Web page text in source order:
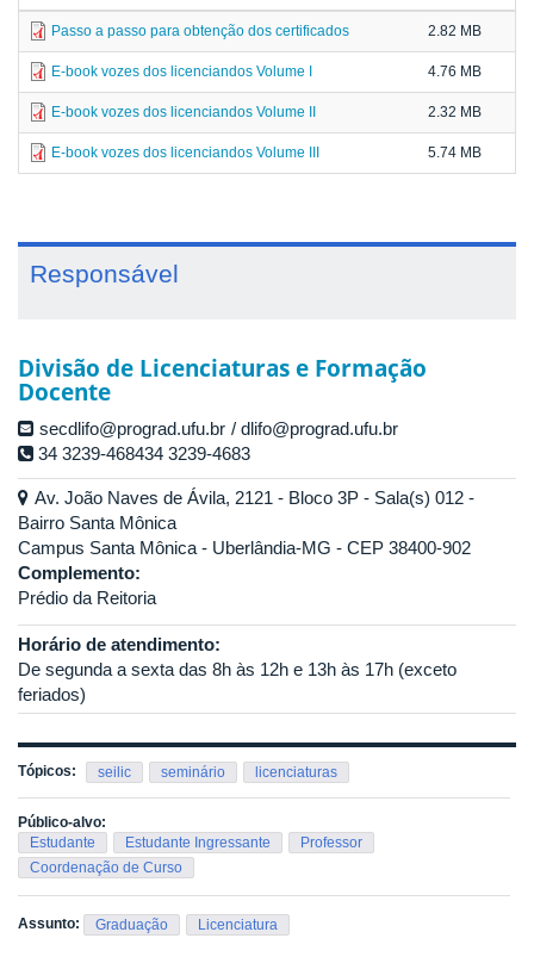
Passo a passo para obtenção dos certificados 2.82 MB
E-book vozes dos licenciandos Volume I 4.76 MB
E-book vozes dos licenciandos Volume II 2.32 MB
E-book vozes dos licenciandos Volume III 5.74 MB
Responsável
Divisão de Licenciaturas e Formação
Docente
secdlifo@prograd.ufu.br
dlifo@prograd.ufu.br
34 3239-468434 3239-4683
Av. João Naves de Ávila, 2121 - Bloco 3P - Sala(s) 012 -
Bairro Santa Mônica
Campus Santa Mônica - Uberlândia-MG - CEP 38400-902
Complemento:
Prédio da Reitoria
Horário de atendimento:
De segunda a sexta das 8h às 12h e 13h às 17h (exceto
feriados)
Tópicos: seilic seminário licenciaturas
Público-alvo:
Estudante
Estudante Ingressante
Professor
Coordenação de Curso
Assunto: Graduação Licenciatura